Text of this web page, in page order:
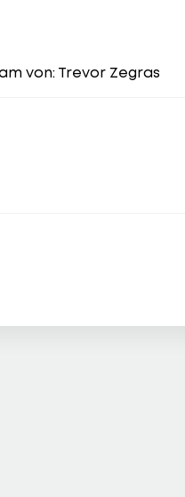
von: Trevor Zegras